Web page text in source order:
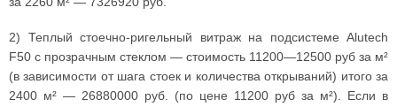
2) Теплый стоечно-ригельный витраж на подсистеме Alutech
F50 с прозрачным стеклом — стоимость 11200—12500 руб за м²
(в зависимости от шага стоек и количества открываний) итого за
2400 м² — 26880000 руб. (по цене 11200 руб за м²). Если в